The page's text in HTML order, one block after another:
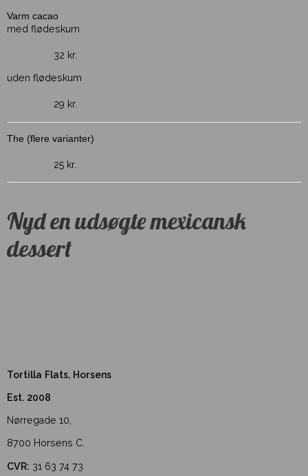
Varm cacao
med flødeskum
32 kr.
uden flødeskum
29 kr.
The (flere varianter)
25 kr.
Nyd en udsøgte mexicansk
dessert
Tortilla Flats, Horsens
Est. 2008
Nørregade 10,
8700 Horsens C.
CVR: 31 63 74 73